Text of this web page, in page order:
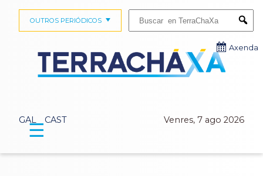
GAL CAST Venres, 7 ago 2026
OUTROS PERIÓDICOS
Axenda
☰